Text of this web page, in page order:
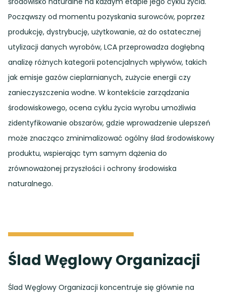
Począwszy od momentu pozyskania surowców, poprzez
produkcję, dystrybucję, użytkowanie, aż do ostatecznej
utylizacji danych wyrobów, LCA przeprowadza dogłębną
analizę różnych kategorii potencjalnych wpływów, takich
jak emisje gazów cieplarnianych, zużycie energii czy
zanieczyszczenia wodne. W kontekście zarządzania
środowiskowego, ocena cyklu życia wyrobu umożliwia
zidentyfikowanie obszarów, gdzie wprowadzenie ulepszeń
może znacząco zminimalizować ogólny ślad środowiskowy
produktu, wspierając tym samym dążenia do
zrównoważonej przyszłości i ochrony środowiska
naturalnego.
Ślad Węglowy Organizacji
Ślad Węglowy Organizacji koncentruje się głównie na